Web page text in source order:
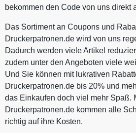
bekommen den Code von uns direkt
Das Sortiment an Coupons und
Druckerpatronen.de wird von uns
Dadurch werden viele Artikel
zudem unter den Angeboten viele
Und Sie können mit lukrativen
Druckerpatronen.de bis 20% und
das Einkaufen doch viel mehr Spaß.
Druckerpatronen.de kommen alle
richtig auf ihre Kosten.